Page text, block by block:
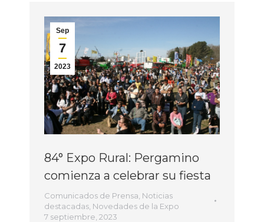
Sep
7
2023
84° Expo Rural: Pergamino
comienza a celebrar su fiesta
Comunicados de Prensa Noticias
destacadas Novedades de la Expo
7 septiembre, 2023